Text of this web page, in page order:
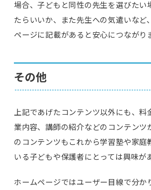
場合、子どもと同性の先生を選びたい
たらいいか、また先生への気遣いなど
ページに記載があると安心につながり
その他
上記であげたコンテンツ以外にも、料
業内容、講師の紹介などのコンテンツ
のコンテンツもこれから学習塾や家庭
いる子どもや保護者にとっては興味が
ホームページではユーザー目線で分か